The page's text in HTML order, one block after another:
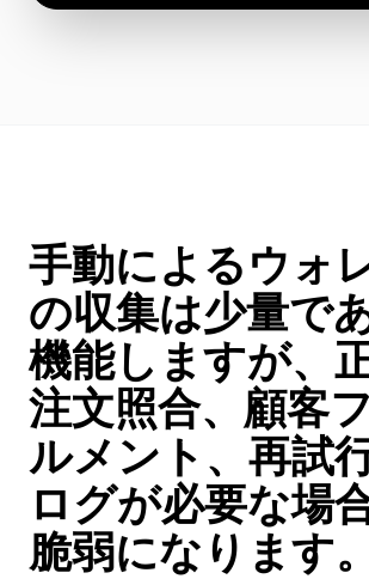
手動によるウォ
の収集は少量で
機能しますが、
注文照合、顧客
ルメント、再試
ログが必要な場
脆弱になります。